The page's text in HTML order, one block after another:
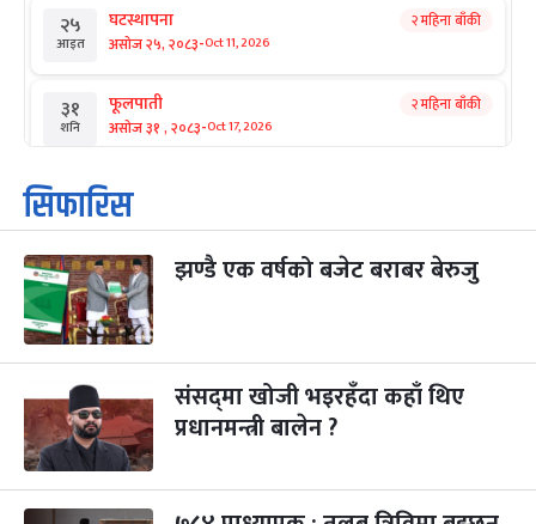
२५
आइत
घटस्थापना
असोज २५, २०८३-Oct 11, 2026
२ महिना बाँकी
३१
शनि
फूलपाती
असोज ३१ , २०८३-Oct 17, 2026
२ महिना बाँकी
१
आइत
कार्तिक सङ्क्रान्ति
कार्तिक १, २०८३
३
मंगल
महानवमी
कार्तिक ३, २०८३
२ महिना बाँकी
४
कार्तिक ४, २०८३ Oct 21, 2026
५
बिहि
पापा‌ङ्कुशा एकादशी व्रत
कार्तिक ५, २०८३
सिफारिस
झण्डै एक वर्षको बजेट बराबर बेरुजु
संसद्‌मा खोजी भइरहँदा कहाँ थिए
प्रधानमन्त्री बालेन ?